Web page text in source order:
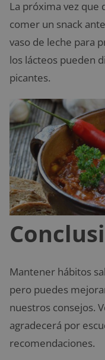
La próxima vez que
comer un snack
vaso de leche para
los lácteos pueden
picantes.
Mantener hábitos
pero puedes
nuestros consejos.
agradecerá por
recomendaciones.